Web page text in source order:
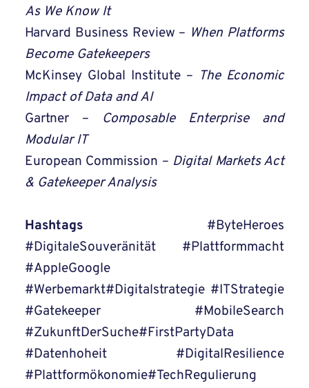
As We Know It
Harvard Business Review – When Platforms
Become Gatekeepers
McKinsey Global Institute – The Economic
Impact of Data and AI
Gartner – Composable Enterprise and
Modular IT
European Commission – Digital Markets Act
& Gatekeeper Analysis
Hashtags #ByteHeroes
#DigitaleSouveränität #Plattformmacht
#AppleGoogle
#Werbemarkt#Digitalstrategie #ITStrategie
#Gatekeeper #MobileSearch
#ZukunftDerSuche#FirstPartyData
#Datenhoheit #DigitalResilience
#Plattformökonomie#TechRegulierung